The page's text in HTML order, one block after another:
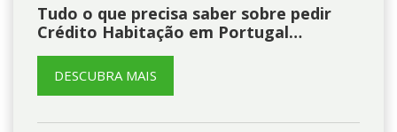
Tudo o que precisa saber sobre pedir
Crédito Habitação em Portugal…
DESCUBRA MAIS